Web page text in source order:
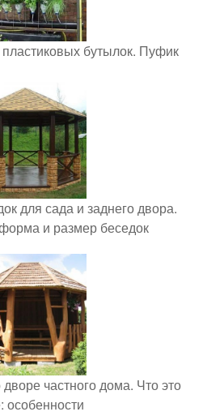
бутылок. Пуфик
для сада и заднего двора.
и размер беседок
частного дома. Что это
особенности